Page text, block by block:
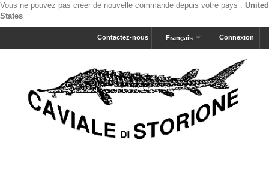
Vous ne pouvez pas créer de nouvelle commande depuis votre pays : United
States
Connexion
Français
Contactez-nous